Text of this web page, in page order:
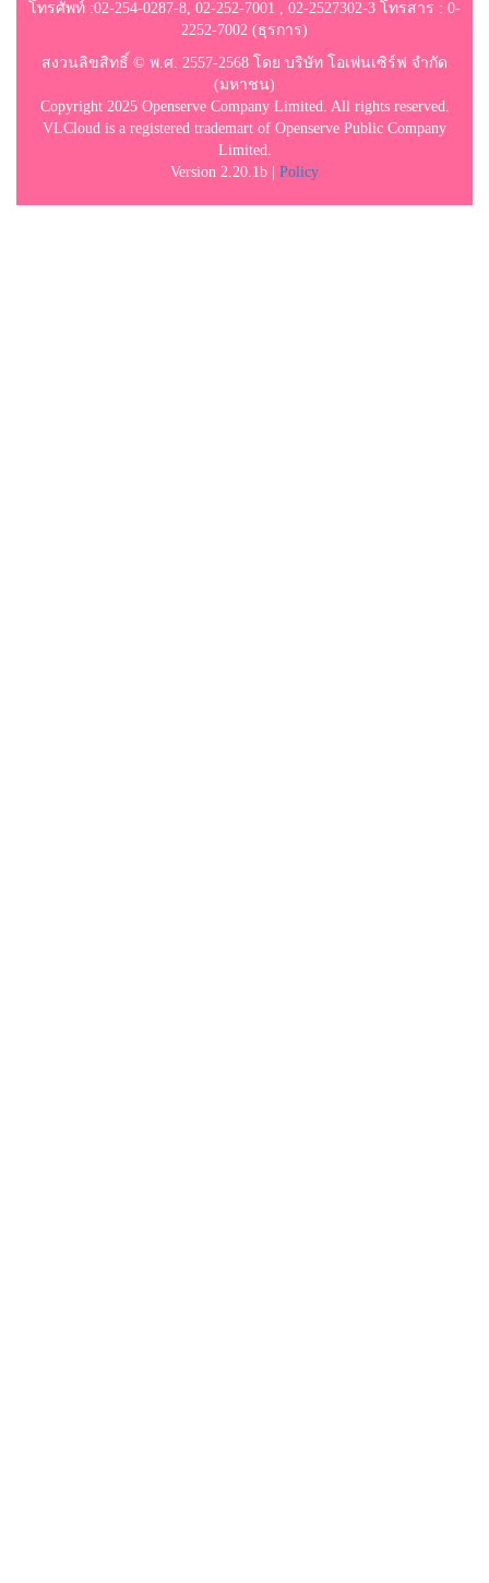
โทรศัพท์ :02-254-0287-8, 02-252-7001 , 02-2527302-3 โทรสาร : 0-
2252-7002 (ธุรการ)
สงวนลิขสิทธิ์ © พ.ศ. 2557-2568 โดย บริษัท โอเพ่นเซิร์ฟ จำกัด
(มหาชน)
Copyright 2025 Openserve Company Limited. All rights reserved.
VLCloud is a registered trademart of Openserve Public Company
Limited.
Version 2.20.1b | Policy